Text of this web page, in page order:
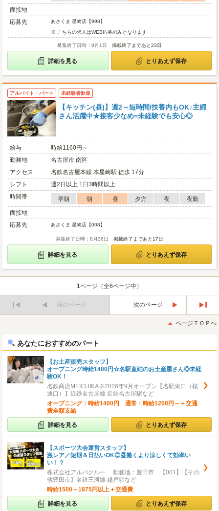
面接地
応募先
あさくま 星崎店【998】
※ こちらの求人はWEB応募のみとなります
募集終了日時：9月1日 掲載終了まであと23日
詳細を見る とりあえず保存
アルバイト・パート 未経験者歓迎
【キッチン(昼)】週2～短時間/扶養内もOK♪主婦
さん活躍中★接客少なめ=未経験でも安心◎
給与
時給1160円～
勤務地
名古屋市 南区
アクセス
名鉄名古屋本線 本星崎駅 徒歩 17分
シフト
週2日以上 1日3時間以上
時間帯
早朝 朝 昼 夕方 夜
夜勤
面接地
応募先
あさくま 星崎店【008】
募集終了日時：8月26日 掲載終了まであと17日
詳細を見る とりあえず保存
1ページ（全6ページ中）
前のページ
次のページ
後
ページＴＯＰへ
あなたにおすすめのパート
【お土産販売スタッフ】
オープニング時給1400円☆名駅直結のお土産屋さん◎未経
験OK！
名鉄商店MEICHIKA※2026年9月オープン【名駅東口（桜
通口）】近鉄名古屋線 近鉄名古屋駅など
オープニング：時給1400円 通常：時給1200円～＋交通
費全額支給
詳細を見る とりあえず保存
【スポーツ大会運営スタッフ】
激レア／短期＆日払いOK◎昼働くより涼しくて効率い
い！？
株式会社アルバクルー 勤務地：豊田市 【001】【その
他豊田市】名鉄三河線 越戸駅など
時給1500～1875円以上＋交通費
詳細を見る とりあえず保存